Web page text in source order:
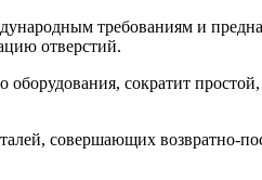
требованиям и
отверстий.
сократит
совершающих возвратно-